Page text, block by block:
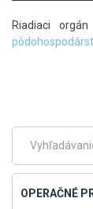
Riadiaci
hlavné
menu
Fulltextové
OPERAČNÉ